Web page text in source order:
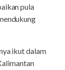
pula
ikut dalam